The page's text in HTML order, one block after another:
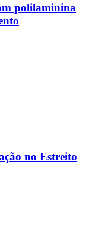
polilaminina
no Estreito